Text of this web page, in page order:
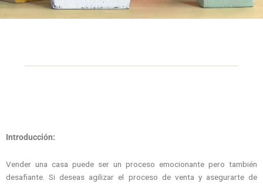
Introducción:
Vender una casa puede ser un proceso emocionante pero también
desafiante. Si deseas agilizar el proceso de venta y asegurarte de